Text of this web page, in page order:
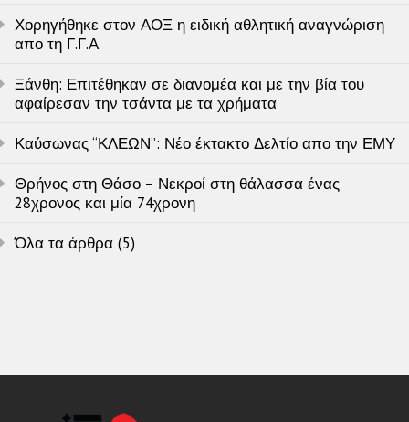
Χορηγήθηκε στον ΑΟΞ η ειδική αθλητική αναγνώριση
απο τη Γ.Γ.Α
Ξάνθη: Επιτέθηκαν σε διανομέα και με την βία του
αφαίρεσαν την τσάντα με τα χρήματα
Καύσωνας “ΚΛΕΩΝ”: Νέο έκτακτο Δελτίο απο την ΕΜΥ
Θρήνος στη Θάσο – Νεκροί στη θάλασσα ένας
28χρονος και μία 74χρονη
Όλα τα άρθρα (5)